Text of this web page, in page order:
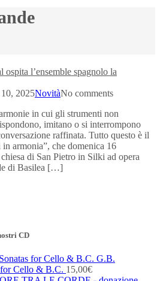
l’ensemble spagnolo la
2025NovitàNo comments
in cui gli strumenti non
imitano o si interrompono
raffinata. Tutto questo è il
armonia”, che domenica 16
di San Pietro in Silki ad opera
di Basilea […]
CD
G.B.
for Cello & B.C. 15,00€